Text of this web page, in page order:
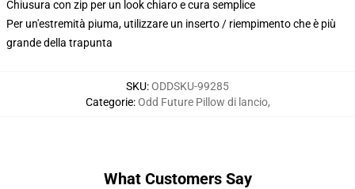
Chiusura con zip per un look chiaro e cura semplice
Per un'estremità piuma, utilizzare un inserto / riempimento che è più
grande della trapunta
SKU:ODDSKU-99285
Categorie:Odd Future Pillow di lancio,
What Customers Say